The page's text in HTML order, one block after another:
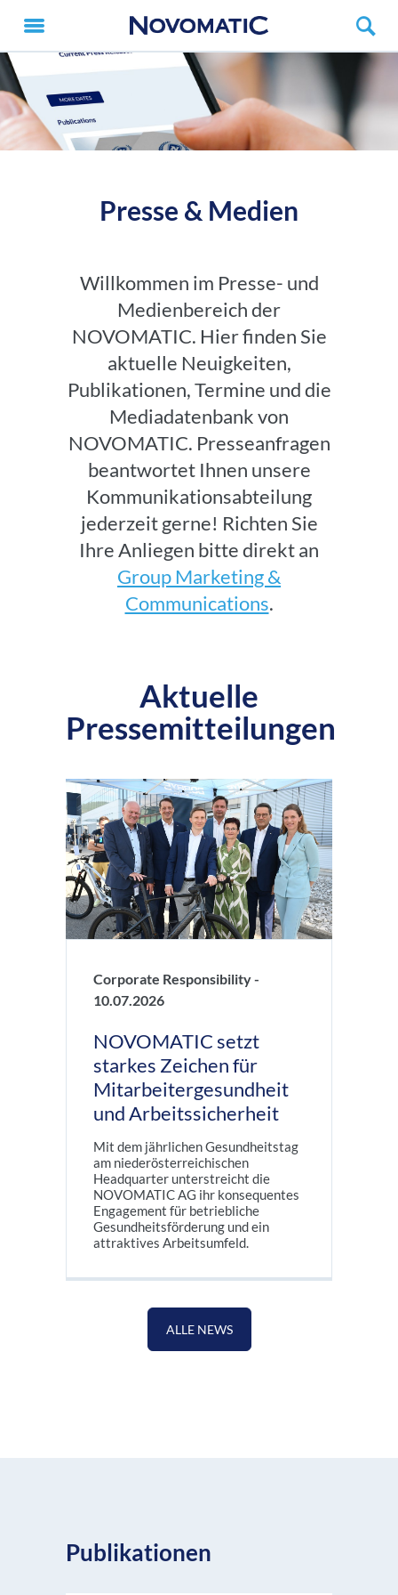
Presse & Medien
Willkommen im Presse- und
Medienbereich der
NOVOMATIC. Hier finden Sie
aktuelle Neuigkeiten,
Publikationen, Termine und die
Mediadatenbank von
NOVOMATIC. Presseanfragen
beantwortet Ihnen unsere
Kommunikationsabteilung
jederzeit gerne! Richten Sie
Ihre Anliegen bitte direkt an
Group Marketing &
Communications.
Aktuelle
Pressemitteilungen
Corporate Responsibility -
10.07.2026
NOVOMATIC setzt
starkes Zeichen für
Mitarbeitergesundheit
und Arbeitssicherheit
Mit dem jährlichen Gesundheitstag
am niederösterreichischen
Headquarter unterstreicht die
NOVOMATIC AG ihr konsequentes
Engagement für betriebliche
Gesundheitsförderung und ein
attraktives Arbeitsumfeld.
ALLE NEWS
Publikationen